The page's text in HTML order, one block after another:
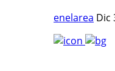
enelarea Dic